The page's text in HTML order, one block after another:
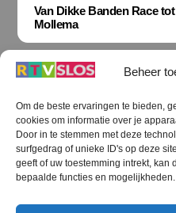
Beheer
Om de beste ervaringen te bieden,
cookies om informatie over je
Door in te stemmen met deze
surfgedrag of unieke ID's op deze
geeft of uw toestemming intrekt,
bepaalde functies en mogelijkheden.
Van Dikke Banden Race
Mollema
RTV SLOS